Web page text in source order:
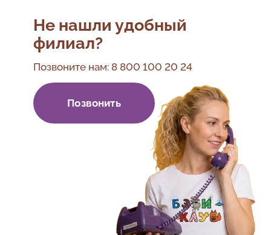
Не нашли удобный
филиал?
Позвоните нам: 8 800 100 20 24
Позвонить